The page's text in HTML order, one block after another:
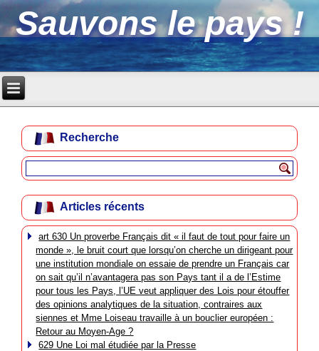
Sauvons le pays !
Recherche
Articles récents
art 630 Un proverbe Français dit « il faut de tout pour faire un
monde », le bruit court que lorsqu’on cherche un dirigeant pour
une institution mondiale on essaie de prendre un Français car
on sait qu’il n’avantagera pas son Pays tant il a de l’Estime
pour tous les Pays, l’UE veut appliquer des Lois pour étouffer
des opinions analytiques de la situation, contraires aux
siennes et Mme Loiseau travaille à un bouclier européen :
Retour au Moyen-Age ?
629 Une Loi mal étudiée par la Presse